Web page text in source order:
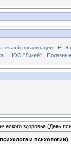
организации
ЕГЭ
НОО "Ликей"
здоровья (День
и психологии)